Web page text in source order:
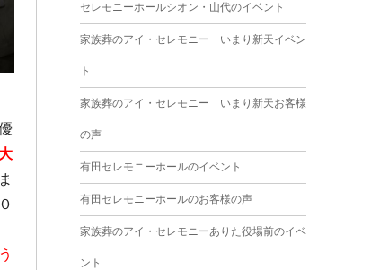
2025年3月
2025年2月
2025年1月
セレモニーホールシオン・山代のイベント
家族葬のアイ・セレモニー いまり新天イベン
ト
家族葬のアイ・セレモニー いまり新天お客様
の声
有田セレモニーホールのイベント
有田セレモニーホールのお客様の声
家族葬のアイ・セレモニーありた役場前のイベ
ント